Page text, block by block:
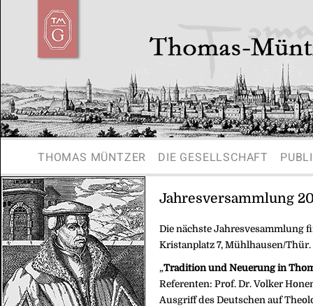
THOMAS MÜNTZER DIE GESELLSCHAFT
Jahresversammlung
Die nächste Jahresvesammlung
Kristanplatz 7, Mühlhausen/Thür.
„Tradition und Neuerung in
Referenten: Prof. Dr. Volker
Ausgriff des Deutschen auf